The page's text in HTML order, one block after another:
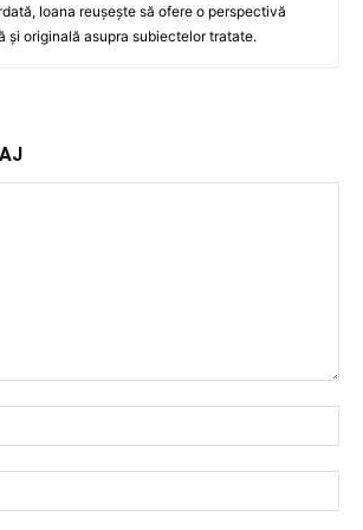
Ioana reușește să ofere o perspectivă
și originală asupra subiectelor tratate.